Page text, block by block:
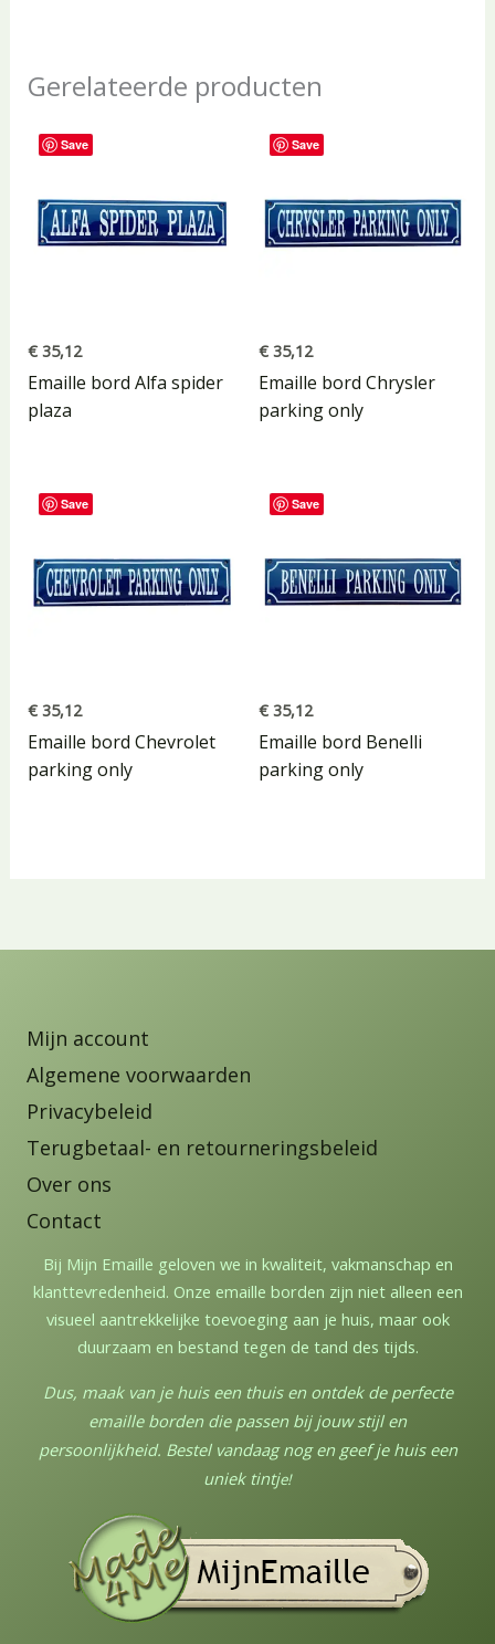
Gerelateerde producten
Save
€35,12
Emaille bord Alfa spider
plaza
Save
€ 35,12
Emaille bord Chrysler
parking only
Save
€35,12
Emaille bord Chevrolet
parking only
Save
€ 35,12
Emaille bord Benelli
parking only
Mijn account
Algemene voorwaarden
Privacybeleid
Terugbetaal- en retourneringsbeleid
Over ons
Contact
Bij Mijn Emaille geloven we in kwaliteit, vakmanschap en
klanttevredenheid. Onze emaille borden zijn niet alleen een
visueel aantrekkelijke toevoeging aan je huis, maar ook
duurzaam en bestand tegen de tand des tijds.
Dus, maak van je huis een thuis en ontdek de perfecte
emaille borden die passen bij jouw stijl en
persoonlijkheid. Bestel vandaag nog en geef je huis een
uniek tintje!